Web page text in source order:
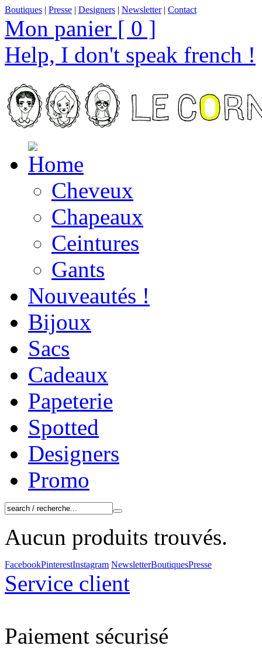
Boutiques | Presse | Designers | Newsletter| Contact
Mon panier [ 0 ]
Help, I don't speak french !
Cheveux
Chapeaux
Ceintures
Gants
Nouveautés !
Bijoux
Sacs
Cadeaux
Papeterie
Spotted
Designers
Promo
Aucun produits trouvés.
FacebookPinterestInstagram NewsletterBoutiquesPresse
Service client
Paiement sécurisé